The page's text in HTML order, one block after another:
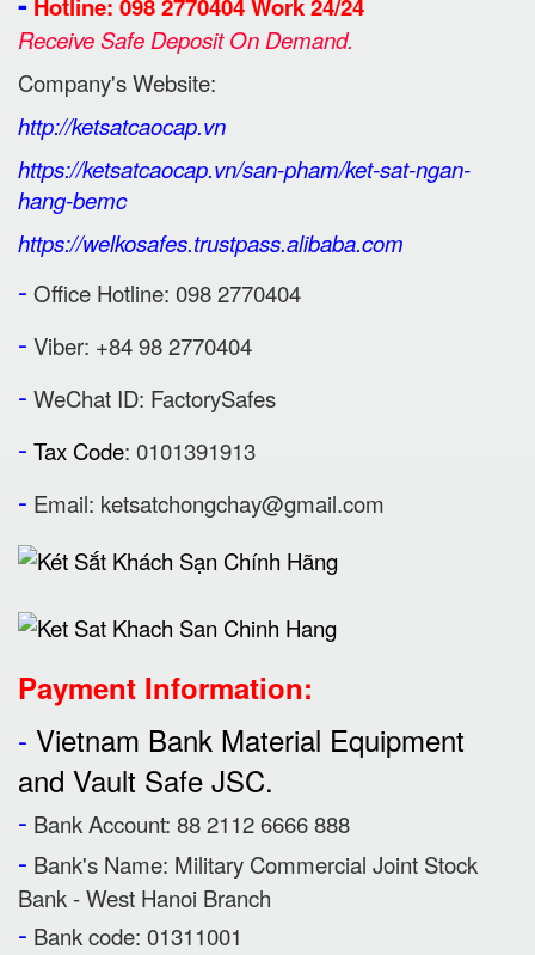
Hotline: 098 2770404 Work 24/24
Receive Safe Deposit On Demand.
Company's Website:
http://ketsatcaocap.vn
https://ketsatcaocap.vn/san-pham/ket-sat-ngan-
hang-bemc
https://welkosafes.trustpass.alibaba.com
- Office Hotline: 098 2770404
- Viber: +84 98 2770404
- WeChat ID: FactorySafes
- Tax Code: 0101391913
- Email: ketsatchongchay@gmail.com
Payment Information:
- Vietnam Bank Material Equipment
and Vault Safe JSC.
- Bank Account: 88 2112 6666 888
- Bank's Name: Military Commercial Joint Stock
Bank - West Hanoi Branch
- Bank code: 01311001